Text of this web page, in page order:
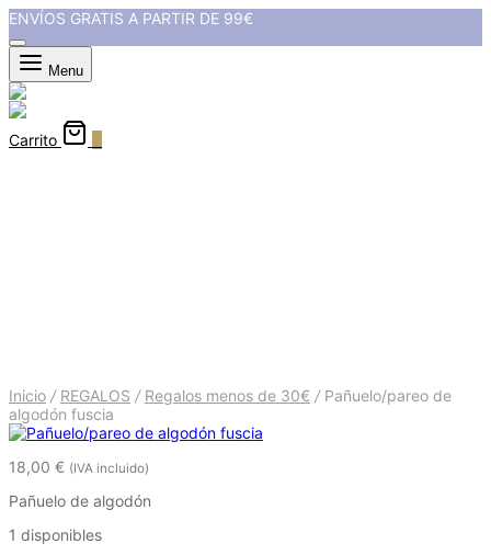
ENVÍOS GRATIS A PARTIR DE 99€
Menu
Carrito
Inicio / REGALOS / Regalos menos de 30€ /Pañuelo/pareo de
algodón fuscia
18,00 € (IVA incluido)
Pañuelo de algodón
1 disponibles